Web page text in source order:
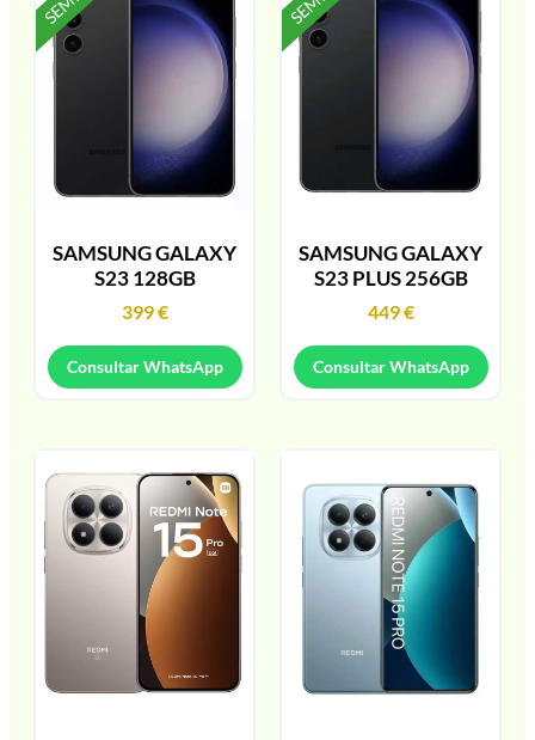
SAMSUNG GALAXY
S23 128GB
399€
Consultar WhatsApp
SAMSUNG GALAXY
S23 PLUS 256GB
449€
Consultar WhatsApp